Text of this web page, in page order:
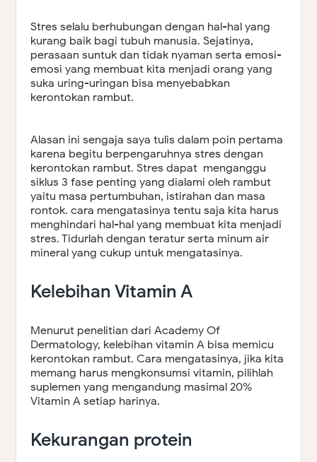
Stres selalu berhubungan dengan hal-hal yang
kurang baik bagi tubuh manusia. Sejatinya,
perasaan suntuk dan tidak nyaman serta emosi-
emosi yang membuat kita menjadi orang yang
suka uring-uringan bisa menyebabkan
kerontokan rambut.
Alasan ini sengaja saya tulis dalam poin pertama
karena begitu berpengaruhnya stres dengan
kerontokan rambut. Stres dapat menganggu
siklus 3 fase penting yang dialami oleh rambut
yaitu masa pertumbuhan, istirahan dan masa
rontok. cara mengatasinya tentu saja kita harus
menghindari hal-hal yang membuat kita menjadi
stres. Tidurlah dengan teratur serta minum air
mineral yang cukup untuk mengatasinya.
Kelebihan Vitamin A
Menurut penelitian dari Academy Of
Dermatology, kelebihan vitamin A bisa memicu
kerontokan rambut. Cara mengatasinya, jika kita
memang harus mengkonsumsi vitamin, pilihlah
suplemen yang mengandung masimal 20%
Vitamin A setiap harinya.
Kekurangan protein